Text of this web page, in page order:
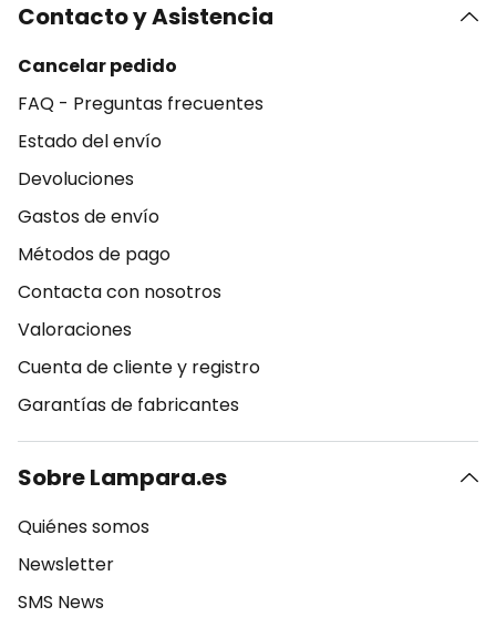
Contacto y Asistencia
Cancelar pedido
FAQ - Preguntas frecuentes
Estado del envío
Devoluciones
Gastos de envío
Métodos de pago
Contacta con nosotros
Valoraciones
Cuenta de cliente y registro
Garantías de fabricantes
Sobre Lampara.es
Quiénes somos
Newsletter
SMS News